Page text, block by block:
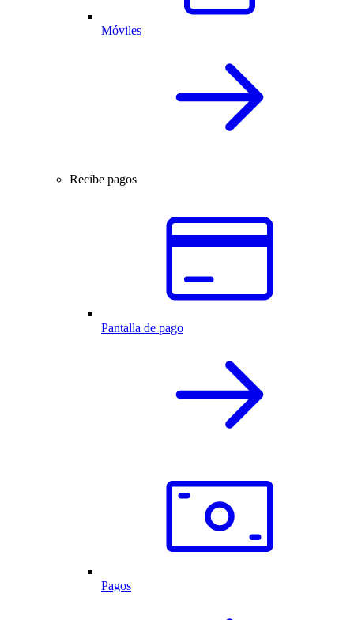
Móviles
Recibe pagos
Pantalla de pago
Pagos